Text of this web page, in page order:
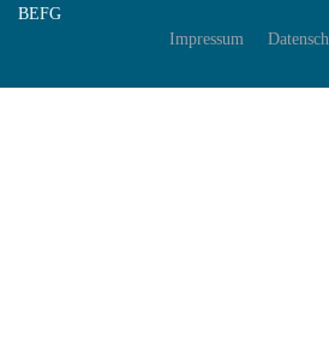
BEFG
Impressum